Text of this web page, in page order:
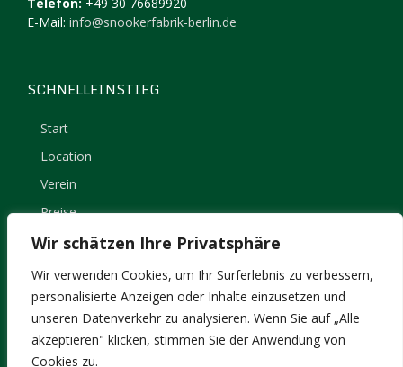
Wir schätzen Ihre Privatsphäre
Wir verwenden Cookies, um Ihr Surferlebnis zu verbessern,
personalisierte Anzeigen oder Inhalte einzusetzen und
unseren Datenverkehr zu analysieren. Wenn Sie auf „Alle
akzeptieren" klicken, stimmen Sie der Anwendung von
Cookies zu.
E-Mail: info@snookerfabrik-berlin.de
SCHNELLEINSTIEG
Start
Location
Verein
Preise
Kontakt
Impressum
Datenschutz